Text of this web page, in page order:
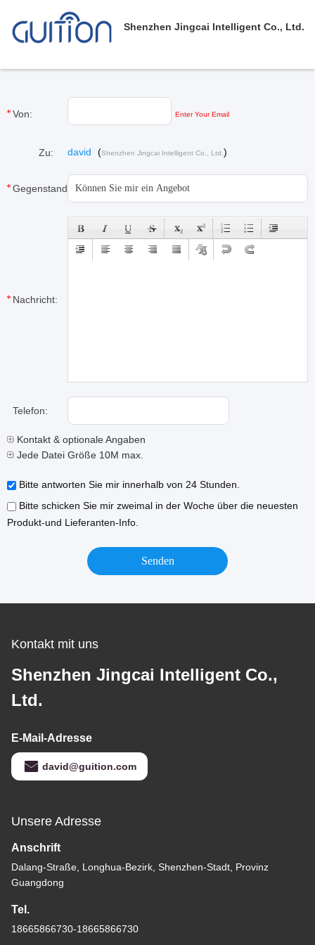
Shenzhen Jingcai Intelligent Co., Ltd.
Von: Enter Your Email
Zu: david (Shenzhen Jingcai Intelligent Co., Ltd. )
Gegenstand:
Nachricht:
Telefon:
Kontakt & optionale Angaben
Jede Datei Größe 10M max.
Bitte antworten Sie mir innerhalb von 24 Stunden.
Bitte schicken Sie mir zweimal in der Woche über die neuesten
Produkt-und Lieferanten-Info.
Kontakt mit uns
Shenzhen Jingcai Intelligent Co.,
Ltd.
E-Mail-Adresse
david@guition.com
Unsere Adresse
Anschrift
Dalang-Straße, Longhua-Bezirk, Shenzhen-Stadt, Provinz
Guangdong
Tel.
18665866730-18665866730